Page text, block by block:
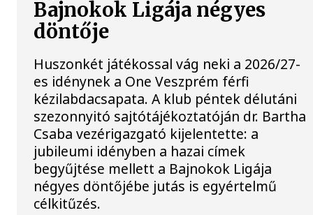
Bajnokok Ligája négyes
döntője
Huszonkét játékossal vág neki a 2026/27-
es idénynek a One Veszprém férfi
kézilabdacsapata. A klub péntek délutáni
szezonnyitó sajtótájékoztatóján dr. Bartha
Csaba vezérigazgató kijelentette: a
jubileumi idényben a hazai címek
begyűjtése mellett a Bajnokok Ligája
négyes döntőjébe jutás is egyértelmű
célkitűzés.